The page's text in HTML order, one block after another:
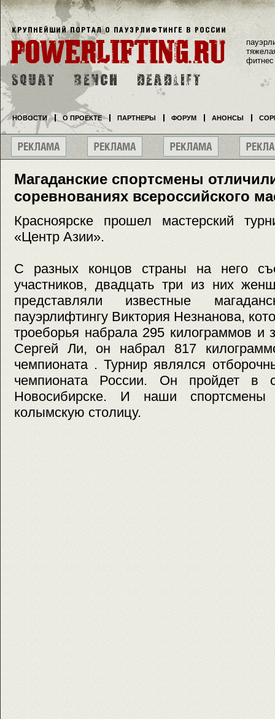
Магаданские спортсмены
соревнованиях всероссийского
Красноярске прошел мастерский
«Центр Азии».
С разных концов страны на него
участников, двадцать три из них
представляли известные
пауэрлифтингу Виктория Незнанова,
троеборья набрала 295 килограммов и
Сергей Ли, он набрал 817
чемпионата . Турнир являлся
чемпионата России. Он пройдет в
Новосибирске. И наши
колымскую столицу.
фитнес
НОВОСТИ О ПРОЕКТЕ ПАРТНЕРЫ ФОРУМ АНОНСЫ